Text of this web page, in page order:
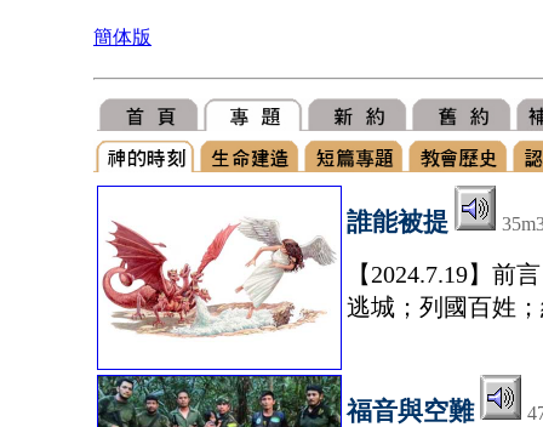
簡体版
誰能被提
【2024.7.19】
逃城；列國百姓
福音與空難